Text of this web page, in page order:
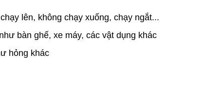
lên, không chạy xuống, chạy ngắt...
bàn ghế, xe máy, các vật dụng khác
hỏng khác